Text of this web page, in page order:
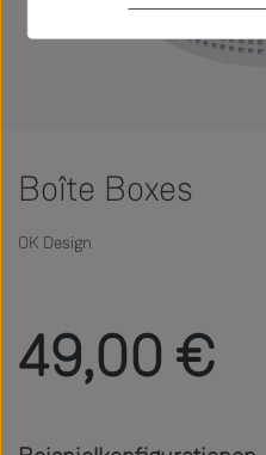
Boîte Boxes
OK Design
49,00 €